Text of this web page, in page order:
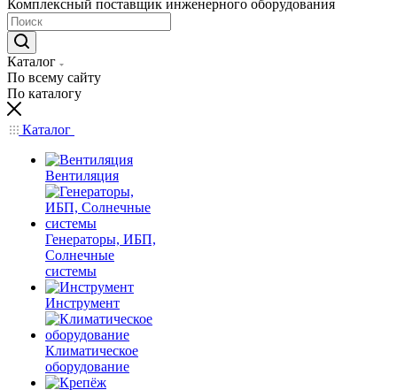
Комплексный поставщик инженерного оборудования
Каталог
По всему сайту
По каталогу
Каталог
Вентиляция
Генераторы, ИБП,
Солнечные
системы
Инструмент
Климатическое
оборудование